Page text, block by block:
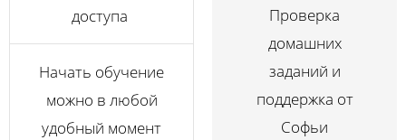
доступа
Начать обучение
можно в любой
удобный момент
Проверка
домашних
заданий и
поддержка от
Софьи